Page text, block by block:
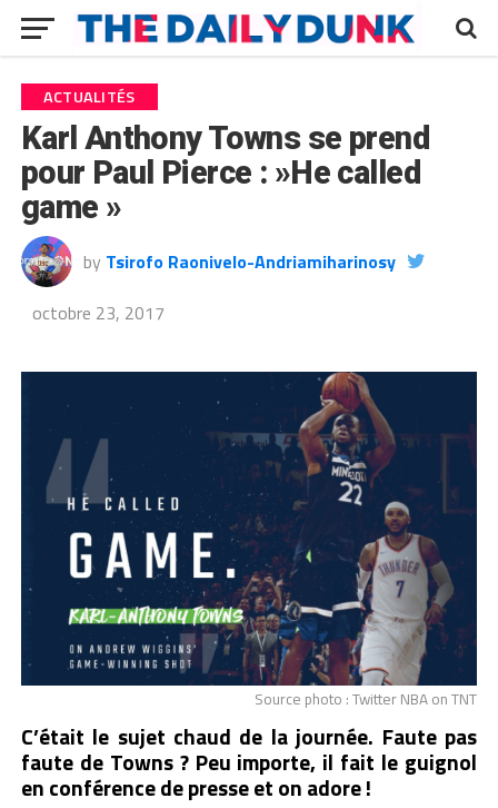
ACTUALITÉS
Karl Anthony Towns se prend
pour Paul Pierce : »He called
game »
by Tsirofo Raonivelo-Andriamiharinosy
octobre 23, 2017
Source photo : Twitter NBA on TNT
C’était le sujet chaud de la journée. Faute pas
faute de Towns ? Peu importe, il fait le guignol
en conférence de presse et on adore !